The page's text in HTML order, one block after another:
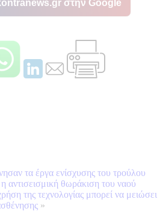
στην Google
τα έργα ενίσχυσης του τρούλου
αντισεισμική θωράκιση του ναού
της τεχνολογίας μπορεί να μειώσει
»